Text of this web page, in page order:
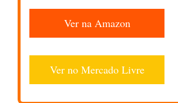
Ver na Amazon
Ver no Mercado Livre